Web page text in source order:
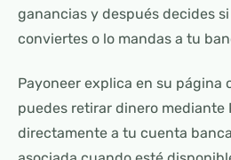
ganancias y después decides
conviertes o lo mandas a tu
Payoneer explica en su página
puedes retirar dinero mediante
directamente a tu cuenta